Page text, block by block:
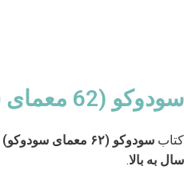
سودوکو (62 معمای سودوکو)
کتاب سودوکو (۶۲ معمای سودوکو)
سال به بالا.